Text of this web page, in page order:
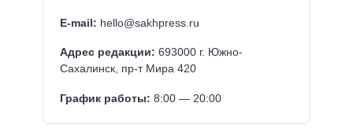
E-mail: hello@sakhpress.ru
Адрес редакции: 693000 г. Южно-
Сахалинск, пр-т Мира 420
График работы: 8:00 — 20:00